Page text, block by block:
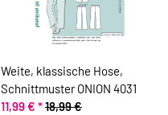
Weite, klassische Hose,
Schnittmuster ONION 4031
11,99 € *18,99 €